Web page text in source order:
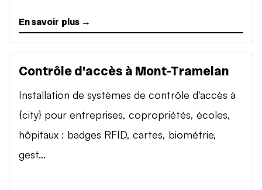
En savoir plus →
Contrôle d'accès à Mont-Tramelan
Installation de systèmes de contrôle d'accès à
{city} pour entreprises, copropriétés, écoles,
hôpitaux : badges RFID, cartes, biométrie,
gest...